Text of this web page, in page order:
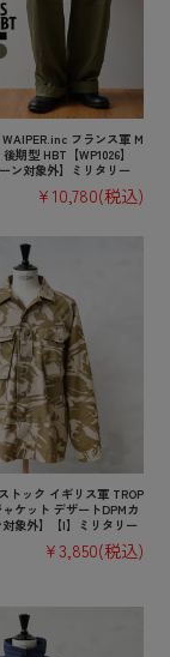
WAIPER.inc フランス軍 M
期型 HBT【WP1026】
ン対象外】ミリタリー
¥10,780(税込)
トック イギリス軍 TROP
ケット デザートDPMカ
象外】【I】ミリタリー
¥3,850(税込)